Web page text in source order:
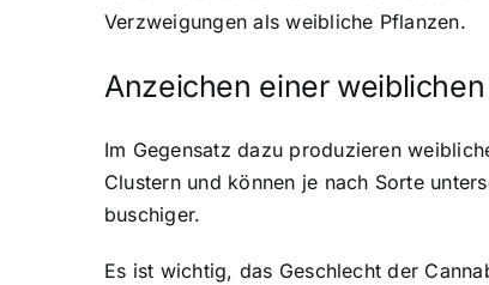
Verzweigungen als weibliche Pflanzen.
Anzeichen einer
Im Gegensatz dazu produzieren
Clustern und können je nach Sorte
buschiger.
Es ist wichtig, das Geschlecht der